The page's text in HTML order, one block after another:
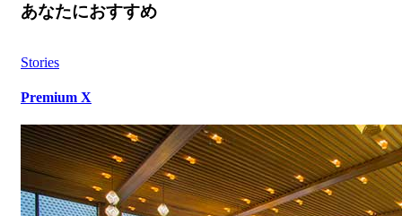
あなたにおすすめ
Stories
Premium X